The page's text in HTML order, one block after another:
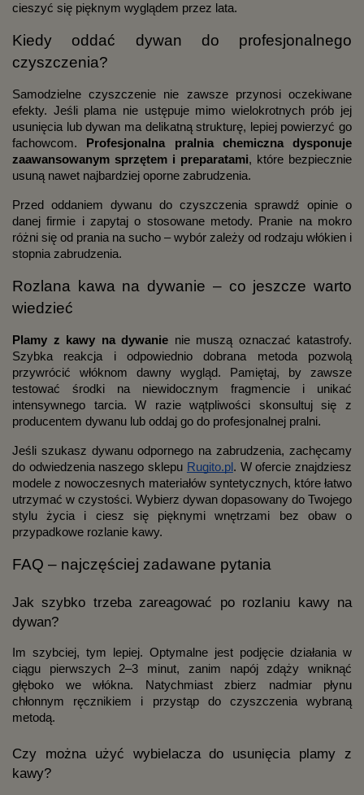
cieszyć się pięknym wyglądem przez lata.
Kiedy oddać dywan do profesjonalnego
czyszczenia?
Samodzielne czyszczenie nie zawsze przynosi oczekiwane
efekty. Jeśli plama nie ustępuje mimo wielokrotnych prób jej
usunięcia lub dywan ma delikatną strukturę, lepiej powierzyć go
fachowcom.
Profesjonalna pralnia chemiczna dysponuje
zaawansowanym sprzętem i preparatami, które bezpiecznie
usuną nawet najbardziej oporne zabrudzenia.
Przed oddaniem dywanu do czyszczenia sprawdź opinie o
danej firmie i zapytaj o stosowane metody. Pranie na mokro
różni się od prania na sucho – wybór zależy od rodzaju włókien i
stopnia zabrudzenia.
Rozlana kawa na dywanie – co jeszcze warto
wiedzieć
Plamy z kawy na dywanie nie muszą oznaczać katastrofy.
Szybka reakcja i odpowiednio dobrana metoda pozwolą
przywrócić włóknom dawny wygląd. Pamiętaj, by zawsze
testować środki na niewidocznym fragmencie i unikać
intensywnego tarcia. W razie wątpliwości skonsultuj się z
producentem dywanu lub oddaj go do profesjonalnej pralni.
Jeśli szukasz dywanu odpornego na zabrudzenia, zachęcamy
do odwiedzenia naszego sklepu Rugito.pl . W ofercie znajdziesz
modele z nowoczesnych materiałów syntetycznych, które łatwo
utrzymać w czystości. Wybierz dywan dopasowany do Twojego
stylu życia i ciesz się pięknymi wnętrzami bez obaw o
przypadkowe rozlanie kawy.
FAQ – najczęściej zadawane pytania
Jak szybko trzeba zareagować po rozlaniu kawy na
dywan?
Im szybciej, tym lepiej. Optymalne jest podjęcie działania w
ciągu pierwszych 2–3 minut, zanim napój zdąży wniknąć
głęboko we włókna. Natychmiast zbierz nadmiar płynu
chłonnym ręcznikiem i przystąp do czyszczenia wybraną
metodą.
Czy można użyć wybielacza do usunięcia plamy z
kawy?